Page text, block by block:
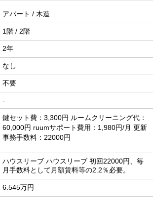
アパート / 木造
1階 / 2階
2年
なし
不要
-
鍵セット費：3,300円 ルームクリーニング代：
60,000円 ruumサポート費用：1,980円/月 更新
事務手数料：22000円
ハウスリーブ ハウスリーブ 初回22000円、毎
月手数料として月額賃料等の2.2％必要。
6.545万円